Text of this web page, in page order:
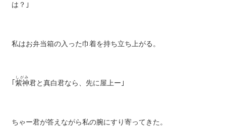
は？｣
私はお弁当箱の入った巾着を持ち立ち上がる。
紫神
しがみ
君と真白君なら、先に屋上ー｣
ちゃー君が答えながら私の腕にすり寄ってきた。